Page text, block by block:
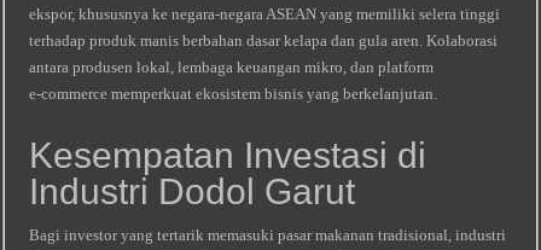
ekspor, khususnya ke negara‑negara ASEAN yang memiliki selera tinggi
terhadap produk manis berbahan dasar kelapa dan gula aren. Kolaborasi
antara produsen lokal, lembaga keuangan mikro, dan platform
e‑commerce memperkuat ekosistem bisnis yang berkelanjutan.
Kesempatan Investasi di
Industri Dodol Garut
Bagi investor yang tertarik memasuki pasar makanan tradisional, industri